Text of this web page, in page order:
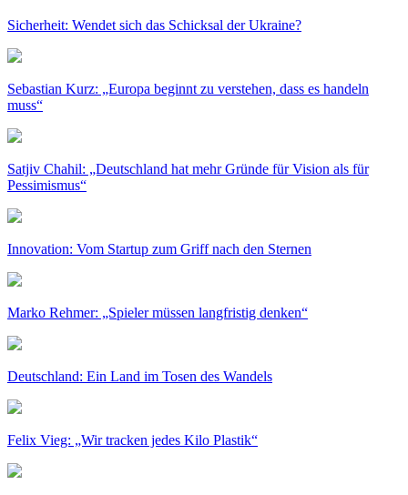
Sicherheit: Wendet sich das Schicksal der Ukraine?
Sebastian Kurz: „Europa beginnt zu verstehen, dass es handeln
muss“
Satjiv Chahil: „Deutschland hat mehr Gründe für Vision als für
Pessimismus“
Innovation: Vom Startup zum Griff nach den Sternen
Marko Rehmer: „Spieler müssen langfristig denken“
Deutschland: Ein Land im Tosen des Wandels
Felix Vieg: „Wir tracken jedes Kilo Plastik“